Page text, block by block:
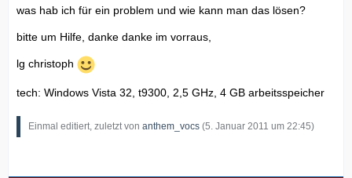
was hab ich für ein problem und wie kann man das lösen?
bitte um Hilfe, danke danke im vorraus,
lg christoph
tech: Windows Vista 32, t9300, 2,5 GHz, 4 GB arbeitsspeicher
Einmal editiert, zuletzt von anthem_vocs (5. Januar 2011 um 22:45)